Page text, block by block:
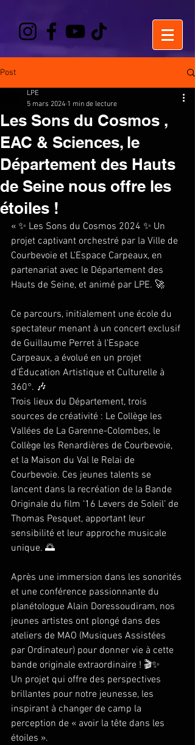
Post
Les Sons du Cosmos ,
EAC & Sciences, le
Département des Hauts
de Seine nous offre les
étoiles !
LPE
5 mars 2024 1 min de lecture
« ✨ Les Sons du Cosmos 2024 ✨ Un
projet captivant orchestré par la Ville de
Courbevoie et L’Espace Carpeaux, en
partenariat avec le Département des
Hauts de Seine, et animé par LPE. 🚀
Ce parcours, initialement une école du
spectateur menant à un concert exclusif
de Guillaume Perret à l’Espace
Carpeaux, a évolué en un projet
d’Éducation Artistique et Culturelle à
360°. 🎶
Trois lieux du Département, trois
sources de créativité : Le Collège les
Vallées de La Garenne-Colombes, le
Collège les Renardières de Courbevoie,
et la Maison du Val le Relai de
Courbevoie. Ces jeunes talents se
lancent dans la recréation de la Bande
Originale du film ‘16 Levers de Soleil’ de
Thomas Pesquet, apportant leur
sensibilité et leur approche musicale
unique. 🌅
Après une immersion dans les sonorités
et une conférence passionnante du
planétologue Alain Doressoudiram, nos
jeunes artistes ont plongé dans des
ateliers de MAO (Musiques Assistées
par Ordinateur) pour donner vie à cette
bande originale extraordinaire ! 🎬✨
Un projet qui offre des perspectives
brillantes pour notre jeunesse, les
inspirant à changer de camp la
perception de « avoir la tête dans les
étoiles ».